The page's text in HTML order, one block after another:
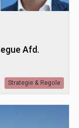
Afd.
Strategie & Regole